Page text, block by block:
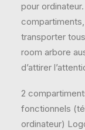
pour
transporter
room arbore
d’attirer
2
fonctionnels
ordinateur)